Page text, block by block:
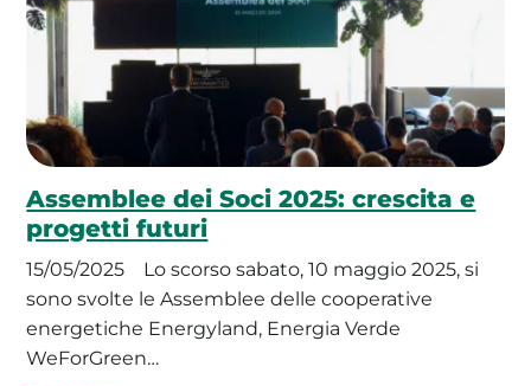
Assemblee dei Soci 2025: crescita e
progetti futuri
15/05/2025
Lo scorso sabato, 10 maggio 2025, si
sono svolte le Assemblee delle cooperative
energetiche Energyland, Energia Verde
WeForGreen…